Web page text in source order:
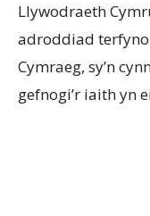
Llywodraeth
adroddiad
Cymraeg, sy’n
gefnogi’r iaith yn